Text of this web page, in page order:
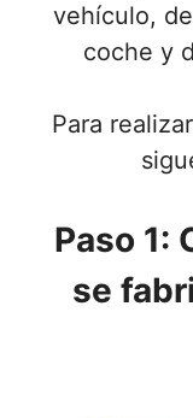
vehículo,
coche y
Para
Paso 1:
se